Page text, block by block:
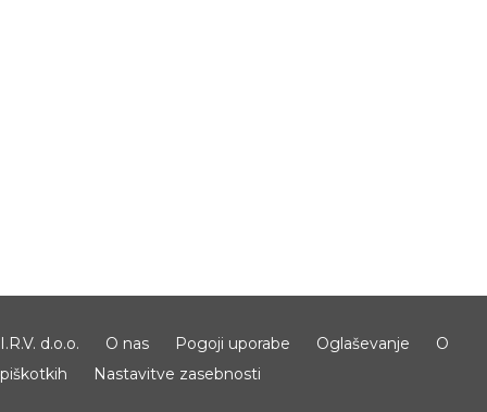
I.R.V. d.o.o. O nas Pogoji uporabe Oglaševanje
O
piškotkih
Nastavitve zasebnosti